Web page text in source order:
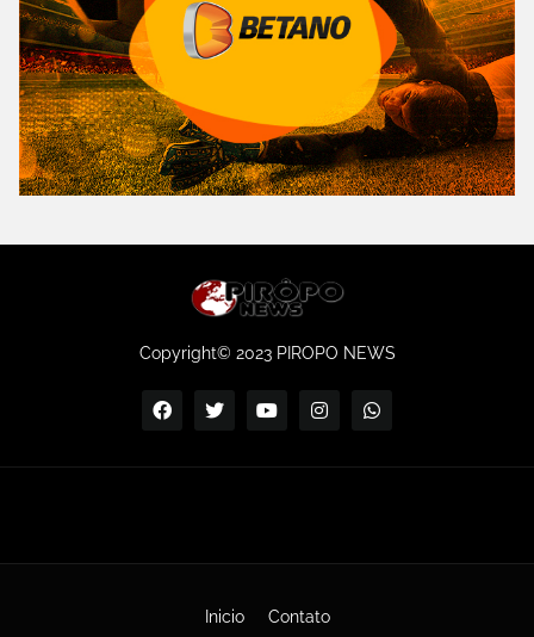
Copyright© 2023 PIROPO NEWS
Inicio Contato